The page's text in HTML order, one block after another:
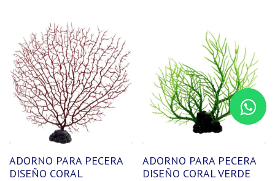
ADORNO PARA PECERA
DISEÑO CORAL
ADORNO PARA PECERA
DISEÑO CORAL VERDE